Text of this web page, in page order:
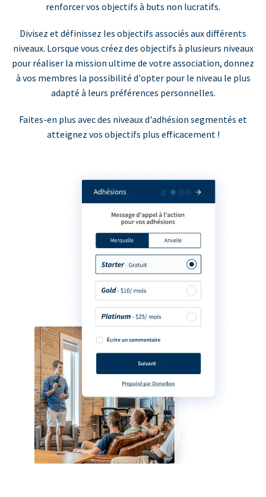
renforcer vos objectifs à buts non lucratifs.
Divisez et définissez les objectifs associés aux différents
niveaux. Lorsque vous créez des objectifs à plusieurs niveaux
pour réaliser la mission ultime de votre association, donnez
à vos membres la possibilité d'opter pour le niveau le plus
adapté à leurs préférences personnelles.
Faites-en plus avec des niveaux d'adhésion segmentés et
atteignez vos objectifs plus efficacement !